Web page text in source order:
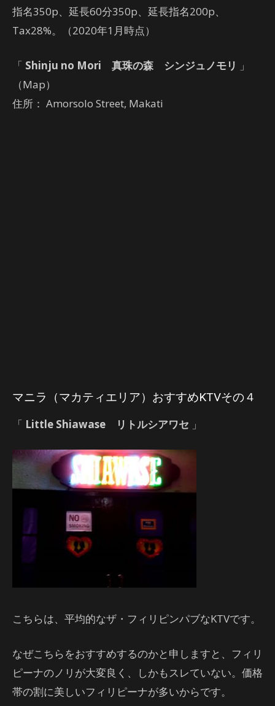
指名350p、延長60分350p、延長指名200p、
Tax28%。（2020年1月時点）
「 Shinju no Mori 真珠の森 シンジュノモリ 」
（Map）
住所： Amorsolo Street, Makati
マニラ（マカティエリア）おすすめKTVその４
「 Little Shiawase リトルシアワセ 」
こちらは、平均的なザ・フィリピンパブなKTVです。
なぜこちらをおすすめするのかと申しますと、フィリ
ピーナのノリが大変良く、しかもスレていない。価格
帯の割に美しいフィリピーナが多いからです。